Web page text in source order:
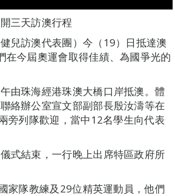
三天訪澳行程
兒訪澳代表團）今（19）日抵達澳
今屆奧運會取得佳績、為國爭光的
由珠海經港珠澳大橋口岸抵澳。體
絡辦公室宣文部副部長殷汝濤等在
旁列隊歡迎，當中12名學生向代表
式結束，一行晚上出席特區政府所
家隊教練及29位精英運動員，他們